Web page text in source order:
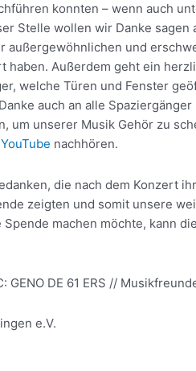
konnten – wenn auch
Stelle wollen wir Danke sagen
außergewöhnlichen und
haben. Außerdem geht ein
welche Türen und Fenster
auch an alle Spaziergänger
um unserer Musik Gehör zu
YouTube nachhören.
die nach dem Konzert
zeigten und somit unsere
machen möchte, kann
GENO DE 61 ERS //
e.V.